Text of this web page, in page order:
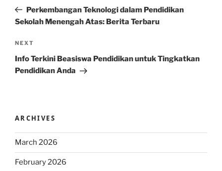
PostPerkembangan Teknologi dalam Pendidikan
Sekolah Menengah Atas: Berita Terbaru
Next
Post
NEXT
Info Terkini Beasiswa Pendidikan untuk Tingkatkan
Pendidikan Anda
ARCHIVES
March 2026
February 2026